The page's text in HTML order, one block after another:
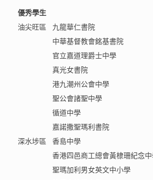
優秀學生
油尖旺區
九龍華仁書院
中華基督教會銘基書院
官立嘉道理爵士中學
真光女書院
港九潮州公會中學
聖公會諸聖中學
循道中學
嘉諾撒聖瑪利書院
深水埗區
香島中學
香港四邑商工總會黃棣珊紀念
聖瑪加利男女英文中小學